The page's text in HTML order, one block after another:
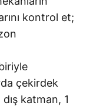
kontrol et;
çekirdek
katman, 1